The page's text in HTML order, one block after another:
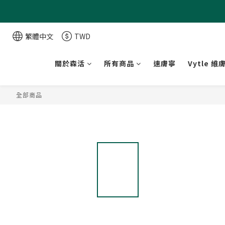
繁體中文 TWD
關於森活 所有商品 速膚寧 Vytle 維
全部商品